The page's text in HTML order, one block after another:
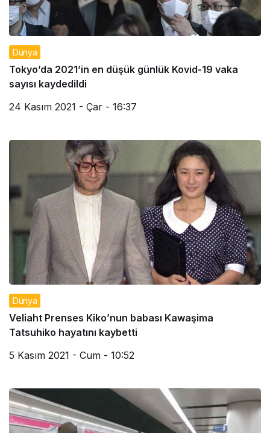
Dünya
Tokyo’da 2021’in en düşük günlük Kovid-19 vaka
sayısı kaydedildi
24 Kasım 2021 - Çar - 16:37
Dünya
Veliaht Prenses Kiko’nun babası Kawaşima
Tatsuhiko hayatını kaybetti
5 Kasım 2021 - Cum - 10:52